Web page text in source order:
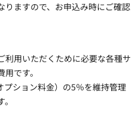
りますので、お申込み時にご確認
利用いただくために必要な各種サ
です。
プション料金）の5％を維持管理